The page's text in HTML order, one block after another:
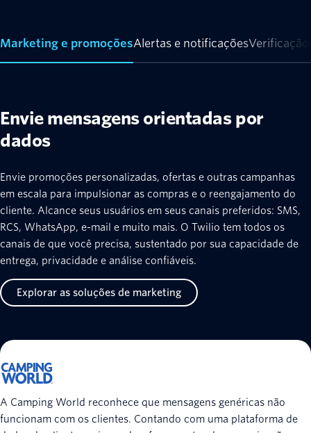
Marketing e promoçõesAlertas e notificações
Envie mensagens orientadas por
dados
Envie promoções personalizadas, ofertas e outras campanhas
em escala para impulsionar as compras e o reengajamento do
cliente. Alcance seus usuários em seus canais preferidos: SMS,
RCS, WhatsApp, e-mail e muito mais. O Twilio tem todos os
canais de que você precisa, sustentado por sua capacidade de
entrega, privacidade e análise confiáveis.
Explorar as soluções de marketing
A Camping World reconhece que mensagens genéricas não
funcionam com os clientes. Contando com uma plataforma de